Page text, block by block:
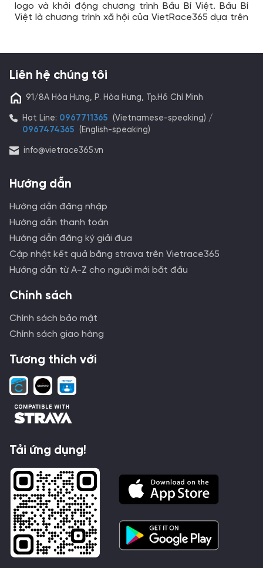
sinh có hoàn cảnh đặc biệt khó khăn và cộng đồng.
logo và khởi động chương trình Bầu Bí Việt. Bầu Bí
Việt là chương trình xã hội của VietRace365 dựa trên
các sự kiện và một phần tài trợ từ hoạt động của
suất TRỢ CẤP dài hạn nhằm giúp đỡ những học sinh
có hoàn cảnh đặc biệt khó khăn trên phạm vi toàn
quốc.
Liên hệ chúng tôi
91/8A Hòa Hưng, P. Hòa Hưng, Tp.Hồ Chí Minh
Hot Line: 0967711365 (Vietnamese-speaking) /
0967474365 (English-speaking)
info@vietrace365.vn
Hướng dẫn
Hướng dẫn đăng nhập
Hướng dẫn thanh toán
Hướng dẫn đăng ký giải đua
Cập nhật kết quả bằng strava trên Vietrace365
Hướng dẫn từ A-Z cho người mới bắt đầu
Chính sách
Chính sách bảo mật
Chính sách giao hàng
Tương thích với
Tải ứng dụng!